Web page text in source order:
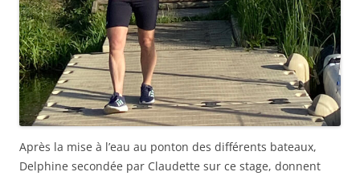
Après la mise à l’eau au ponton des différents bateaux,
Delphine secondée par Claudette sur ce stage, donnent